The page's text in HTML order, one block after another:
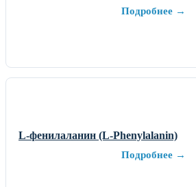
Подробнее →
L-фенилаланин (L-Phenylalanin)
Подробнее →